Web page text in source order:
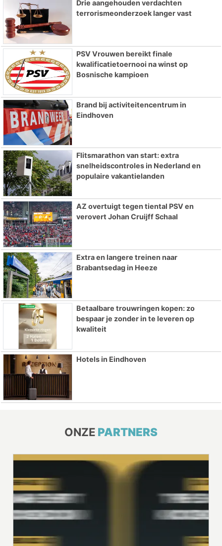
Drie aangehouden verdachten
terrorismeonderzoek langer vast
PSV Vrouwen bereikt finale
kwalificatietoernooi na winst op
Bosnische kampioen
Brand bij activiteitencentrum in
Eindhoven
Flitsmarathon van start: extra
snelheidscontroles in Nederland en
populaire vakantielanden
AZ overtuigt tegen tiental PSV en
verovert Johan Cruijff Schaal
Extra en langere treinen naar
Brabantsedag in Heeze
Betaalbare trouwringen kopen: zo
bespaar je zonder in te leveren op
kwaliteit
Hotels in Eindhoven
ONZE PARTNERS